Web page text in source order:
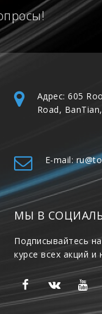
Адрес: 605
Road,
E-mail:
МЫ В
Подписывайтесь
курсе всех акций